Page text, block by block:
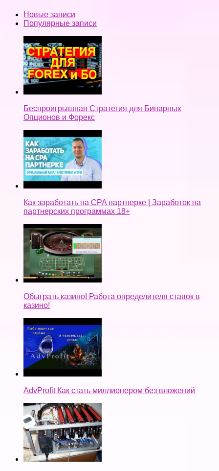
Новые записи
Популярные записи
Беспроигрышная Стратегия для Бинарных
Опционов и Форекс
Как заработать на CPA партнерке | Заработок на
партнерских программах 18+
Обыграть казино! Работа определителя ставок в
казино!
AdvProfit Как стать миллионером без вложений